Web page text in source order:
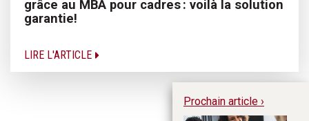
grâce au MBA pour cadres : voilà la solution
garantie!
LIRE L'ARTICLE
Prochain article ›